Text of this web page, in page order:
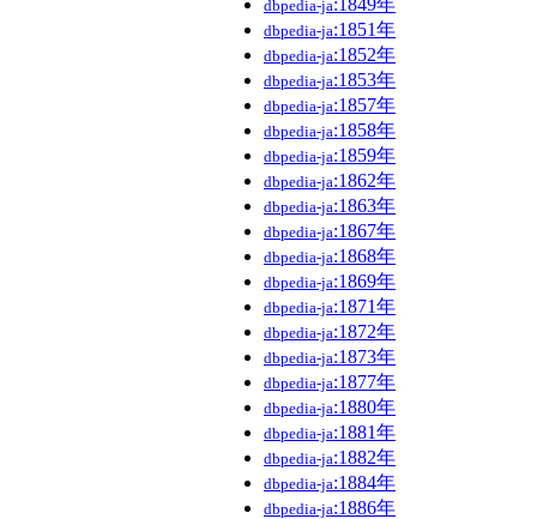
dbpedia-ja
dbpedia-ja:1851年
dbpedia-ja:1852年
dbpedia-ja:1853年
dbpedia-ja:1857年
dbpedia-ja:1858年
dbpedia-ja:1859年
dbpedia-ja:1862年
dbpedia-ja:1863年
dbpedia-ja:1867年
dbpedia-ja:1868年
dbpedia-ja:1869年
dbpedia-ja:1871年
dbpedia-ja:1872年
dbpedia-ja:1873年
dbpedia-ja:1877年
dbpedia-ja:1880年
dbpedia-ja:1881年
dbpedia-ja:1882年
dbpedia-ja:1884年
dbpedia-ja:1886年